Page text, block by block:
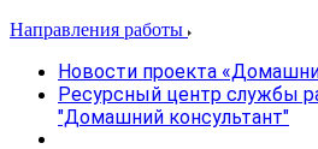
Направления работы
Новости проекта
Ресурсный центр службы
"Домашний консультант"